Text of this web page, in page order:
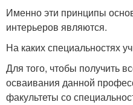
Именно эти принципы
интерьеров являются.
На каких специальностях
Для того, чтобы получить
осваивания данной
факультеты со